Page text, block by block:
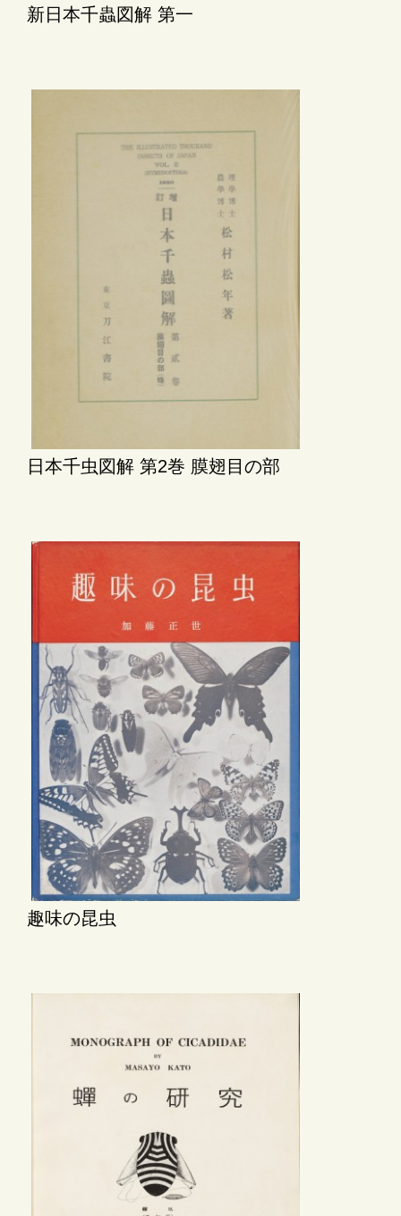
新日本千蟲図解 第一
日本千虫図解 第2巻 膜翅目の部
趣味の昆虫